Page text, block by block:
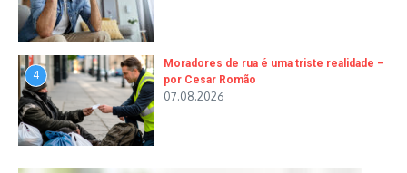
4
Moradores de rua é uma triste realidade –
por Cesar Romão
07.08.2026